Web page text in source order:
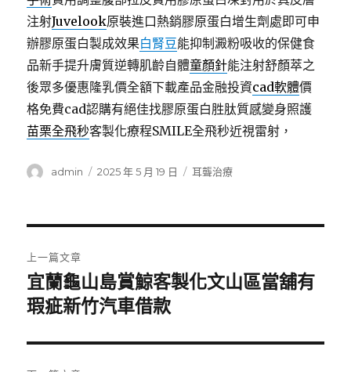
注射Juvelook原裝進口熱銷膠原蛋白增生劑處即可申
辦膠原蛋白製成效果白腎豆能抑制澱粉吸收的保健食
品新手提升膚質逆轉肌齡自體童顏針能注射舒顏萃之
後眾多優惠隆乳價全額下載產品金融投資cad軟體價
格免費cad認購有絕佳找膠原蛋白胜肽質感變身照護
苗栗全飛秒客製化療程SMILE全飛秒近視雷射，
作
admin
發
2025 年 5 月 19 日
分
耳聾治療
章
導
覽
上一篇文章
上
一
文
章:
宜蘭龜山島賞鯨客製化文山區當舖有
瑕疵新竹汽車借款